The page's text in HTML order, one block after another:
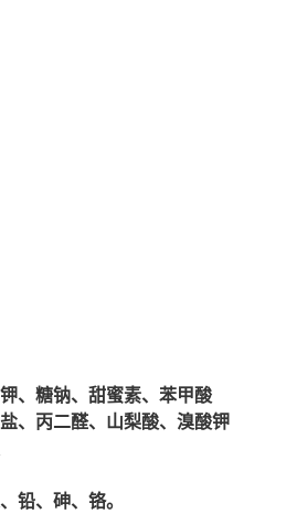
、糖钠、甜蜜素、苯甲酸
、丙二醛、山梨酸、溴酸钾
铅、砷、铬。